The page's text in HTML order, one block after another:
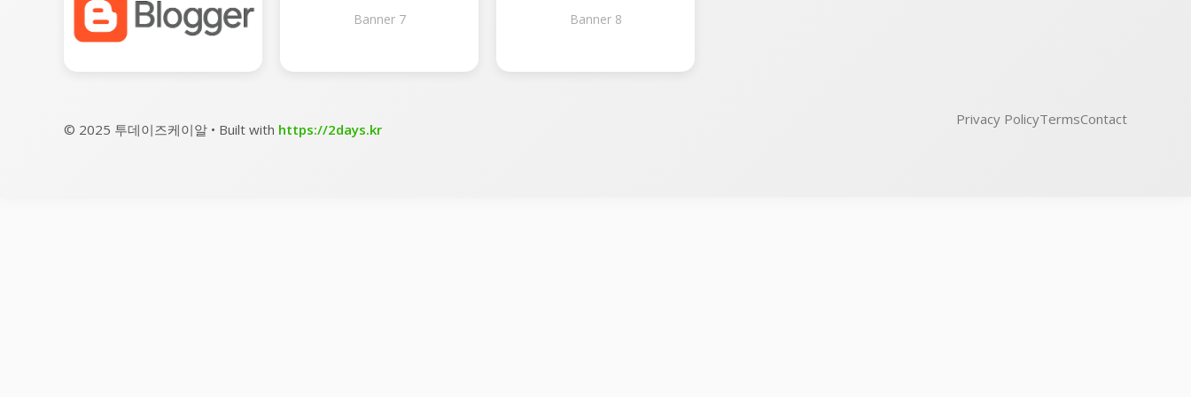
Banner 7 Banner 8
© 2025 투데이즈케이알 • Built with https://2days.kr
Privacy PolicyTermsContact